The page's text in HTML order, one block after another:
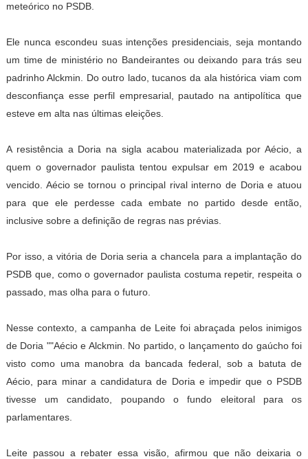
meteórico no PSDB.
Ele nunca escondeu suas intenções presidenciais, seja montando
um time de ministério no Bandeirantes ou deixando para trás seu
padrinho Alckmin. Do outro lado, tucanos da ala histórica viam com
desconfiança esse perfil empresarial, pautado na antipolítica que
esteve em alta nas últimas eleições.
A resistência a Doria na sigla acabou materializada por Aécio, a
quem o governador paulista tentou expulsar em 2019 e acabou
vencido. Aécio se tornou o principal rival interno de Doria e atuou
para que ele perdesse cada embate no partido desde então,
inclusive sobre a definição de regras nas prévias.
Por isso, a vitória de Doria seria a chancela para a implantação do
PSDB que, como o governador paulista costuma repetir, respeita o
passado, mas olha para o futuro.
Nesse contexto, a campanha de Leite foi abraçada pelos inimigos
de Doria ""Aécio e Alckmin. No partido, o lançamento do gaúcho foi
visto como uma manobra da bancada federal, sob a batuta de
Aécio, para minar a candidatura de Doria e impedir que o PSDB
tivesse um candidato, poupando o fundo eleitoral para os
parlamentares.
Leite passou a rebater essa visão, afirmou que não deixaria o